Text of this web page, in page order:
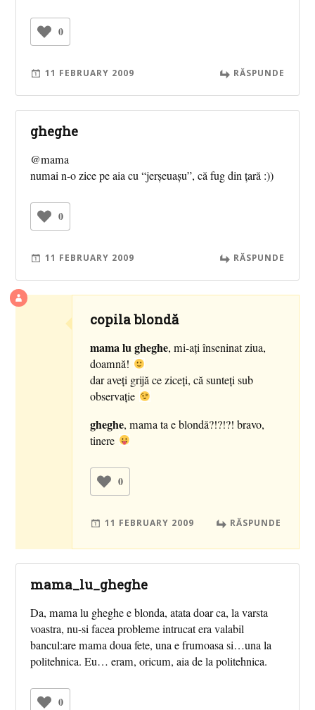
0
11 FEBRUARY 2009 RĂSPUNDE
gheghe
@mama
numai n-o zice pe aia cu “jerşeuaşu”, că fug din ţară :))
0
11 FEBRUARY 2009 RĂSPUNDE
copila blondă
mama lu gheghe, mi-aţi înseninat ziua,
doamnă!
dar aveţi grijă ce ziceţi, că sunteţi sub
observaţie
gheghe, mama ta e blondă?!?!?! bravo,
tinere
0
11 FEBRUARY 2009 RĂSPUNDE
mama_lu_gheghe
Da, mama lu gheghe e blonda, atata doar ca, la varsta
voastra, nu-si facea probleme intrucat era valabil
bancul:are mama doua fete, una e frumoasa si…una la
politehnica. Eu… eram, oricum, aia de la politehnica.
0